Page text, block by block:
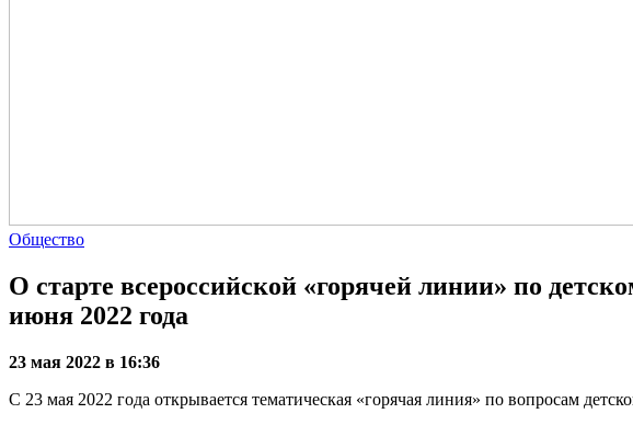
Общество
О старте всероссийской «горячей линии» по
июня 2022 года
23 мая 2022 в 16:36
С 23 мая 2022 года открывается тематическая «горячая линия» по вопросам